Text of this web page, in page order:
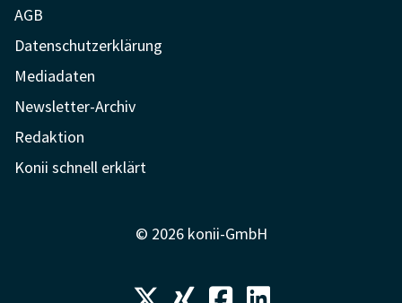
AGB
Datenschutzerklärung
Mediadaten
Newsletter-Archiv
Redaktion
Konii schnell erklärt
© 2026 konii-GmbH